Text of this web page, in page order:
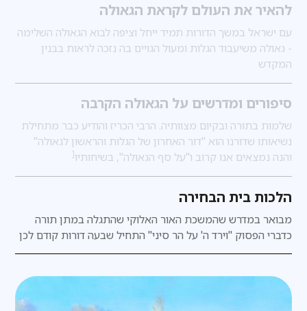
להאיר את העולם לקראת הגאולה
עם ישראל במשך הדורות תמיד ייחל וציפה לבוא הגאולה השלימה
- גאולה משיעבוד הגלות ומעול הגויים בה נזכה לראות בבנין
המקדש
סיפורים ומדרשים על הגאולה הקרבה
שלמות בתורה ובקיום מצוותיה. הרבי הכריז והודיע כבר מתחילת
נשיאותו שדורנו הוא "דור האחרון של הגלות והראשון לגאולה"
והנה נמצאים אנו קרוב ו"על סף הגאולה", בשיחותיו[
הלכות בית הבחירה
מבואר במדרש שהמשכת האור האלוקי שהתגלה במתן תורה
כדברי הפסוק "וירד ה' על הר סיני" התחיל שבעה דורות קודם לכן